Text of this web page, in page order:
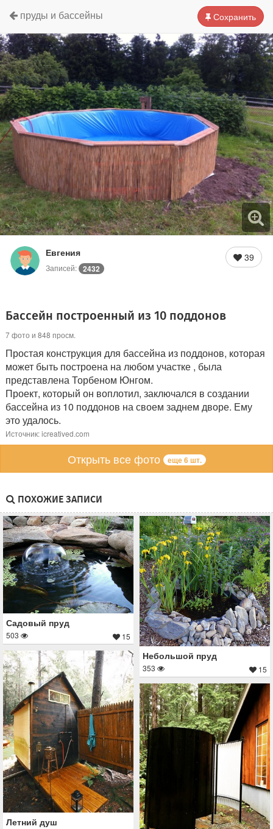
Сохранить
пруды и бассейны
Евгения
Записей: 2432
39
Бассейн построенный из 10 поддонов
7 фото и 848 просм.
Простая конструкция для бассейна из поддонов, которая
может быть построена на любом участке , была
представлена Торбеном Юнгом.
Проект, который он воплотил, заключался в создании
бассейна из 10 поддонов на своем заднем дворе. Ему
это удалось.
Источник: icreatived.com
Открыть все фото еще 6 шт.
ПОХОЖИЕ ЗАПИСИ
Садовый пруд
503 15
Небольшой пруд
353 15
Летний душ